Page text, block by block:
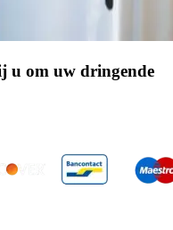
u om uw dringende